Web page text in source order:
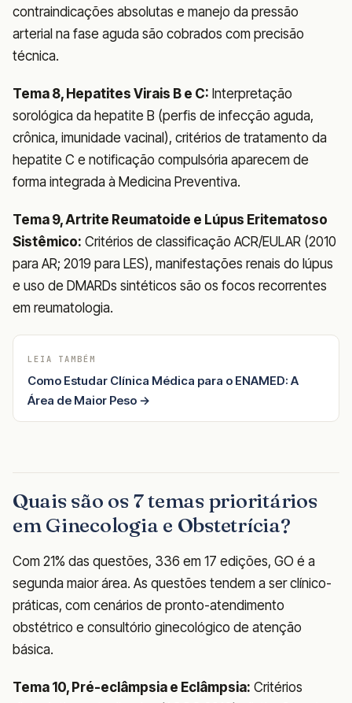
contraindicações absolutas e manejo da pressão
arterial na fase aguda são cobrados com precisão
técnica.
Tema 8, Hepatites Virais B e C: Interpretação
sorológica da hepatite B (perfis de infecção aguda,
crônica, imunidade vacinal), critérios de tratamento da
hepatite C e notificação compulsória aparecem de
forma integrada à Medicina Preventiva.
Tema 9, Artrite Reumatoide e Lúpus Eritematoso
Sistêmico: Critérios de classificação ACR/EULAR (2010
para AR; 2019 para LES), manifestações renais do lúpus
e uso de DMARDs sintéticos são os focos recorrentes
em reumatologia.
LEIA TAMBÉM
Como Estudar Clínica Médica para o ENAMED: A
Área de Maior Peso →
Quais são os 7 temas prioritários
em Ginecologia e Obstetrícia?
Com 21% das questões, 336 em 17 edições, GO é a
segunda maior área. As questões tendem a ser clínico-
práticas, com cenários de pronto-atendimento
obstétrico e consultório ginecológico de atenção
básica.
Tema 10, Pré-eclâmpsia e Eclâmpsia: Critérios